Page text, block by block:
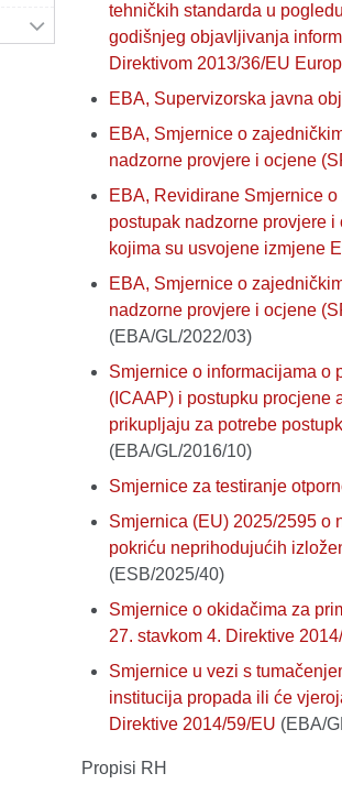
tehničkih standarda u
godišnjeg objavljivanja
Direktivom 2013/36/EU
EBA, Supervizorska javna
EBA, Smjernice o
nadzorne provjere i ocjene
EBA, Revidirane Smjernice
postupak nadzorne provjere
kojima su usvojene izmjene
EBA, Smjernice o
nadzorne provjere i ocjene
(EBA/GL/2022/03)
Smjernice o informacijama o
(ICAAP) i postupku procjene
prikupljaju za potrebe
(EBA/GL/2016/10)
Smjernice za testiranje
Smjernica (EU) 2025/2595 o
pokriću neprihodujućih
(ESB/2025/40)
Smjernice o okidačima za
27. stavkom 4. Direktive
Smjernice u vezi s
institucija propada ili će
Direktive 2014/59/EU (EBA/
Propisi RH